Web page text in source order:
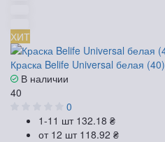
ХИТ
Краска Belife Universal белая (40)
В наличии
40
0
1-11 шт 132.18 ₴
от 12 шт 118.92 ₴